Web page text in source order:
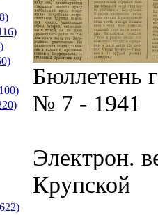
Бюллетень
№ 7 - 1941
Электрон.
Крупской